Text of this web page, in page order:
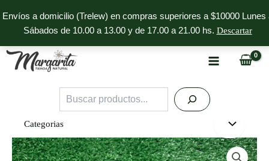
Envíos a domicilio (Trelew) en compras superiores a $10000 Lunes
Sábados de 10.00 a 13.00 y de 17.00 a 21.00 hs. Descartar
al
contenido
Buscar
Categorias
Pan
con